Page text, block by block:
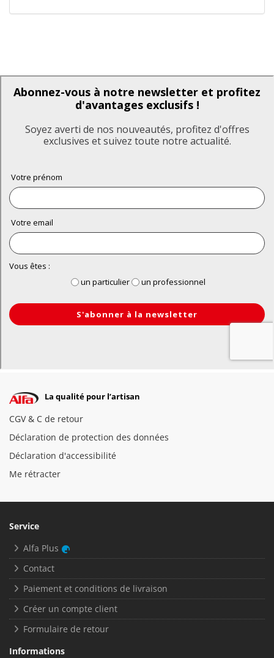
La qualité pour l’artisan
CGV & C de retour
Déclaration de protection des données
Déclaration d'accessibilité
Me rétracter
Service
Alfa Plus
Contact
Paiement et conditions de livraison
Créer un compte client
Formulaire de retour
Informations